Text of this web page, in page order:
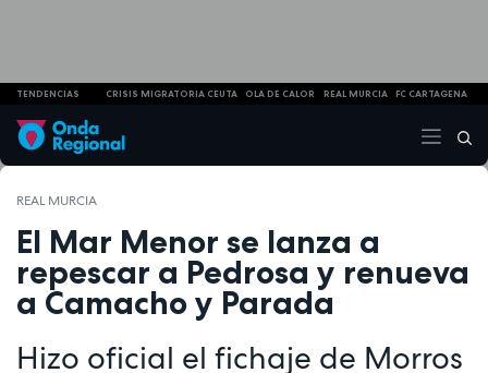
TENDENCIAS CRISIS MIGRATORIA CEUTA OLA DE CALOR REAL MURCIA FC CARTAGENA
REAL MURCIA
El Mar Menor se lanza a
repescar a Pedrosa y renueva
a Camacho y Parada
Hizo oficial el fichaje de Morros